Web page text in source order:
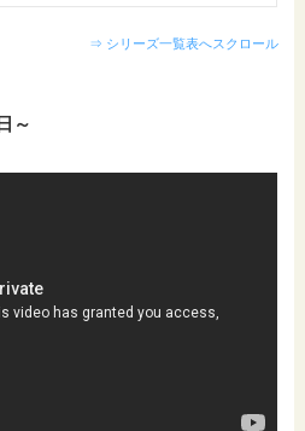
⇒ シリーズ一覧表へスクロール
～